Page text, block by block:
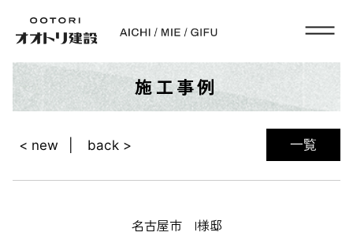
施工事例
一覧
< new back >
名古屋市 I様邸